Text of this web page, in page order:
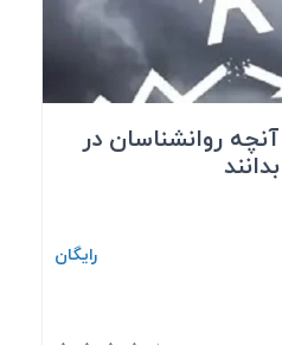
روانشناسان در
رایگان